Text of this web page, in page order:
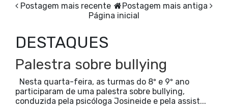
Postagem mais recente
Postagem mais antiga
Página inicial
DESTAQUES
Palestra sobre bullying
Nesta quarta-feira, as turmas do 8º e 9º ano
participaram de uma palestra sobre bullying,
conduzida pela psicóloga Josineide e pela assist...